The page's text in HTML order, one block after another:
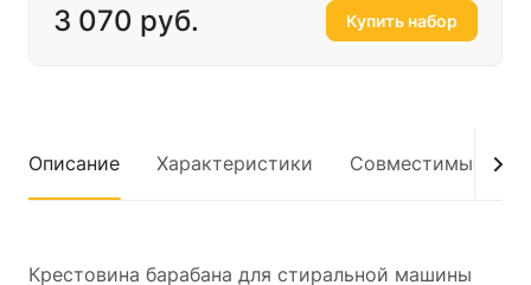
Подшипник для
стиральной машины 6
Нет в наличии
3 070 руб. Купить набор
Описание Характеристики Совместимые
Крестовина барабана для стиральной машины